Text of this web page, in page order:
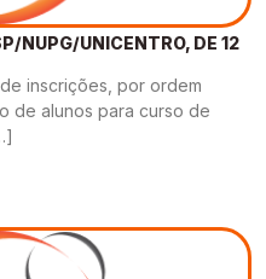
NUPG/UNICENTRO, DE 12
inscrições, por ordem
de alunos para curso de